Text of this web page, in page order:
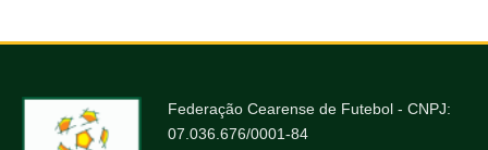
Federação Cearense de Futebol - CNPJ:
07.036.676/0001-84